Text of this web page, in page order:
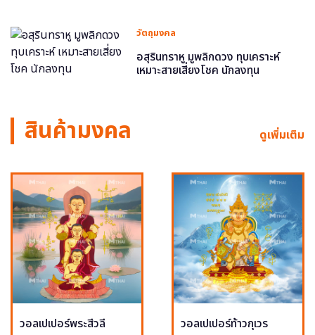
วัตถุมงคล
อสุรินทราหู มูพลิกดวง ทุบเคราะห์
เหมาะสายเสี่ยงโชค นักลงทุน
สินค้ามงคล ดูเพิ่มเติม
วอลเปเปอร์พระสีวลี วอลเปเปอร์ท้าวกุเวร